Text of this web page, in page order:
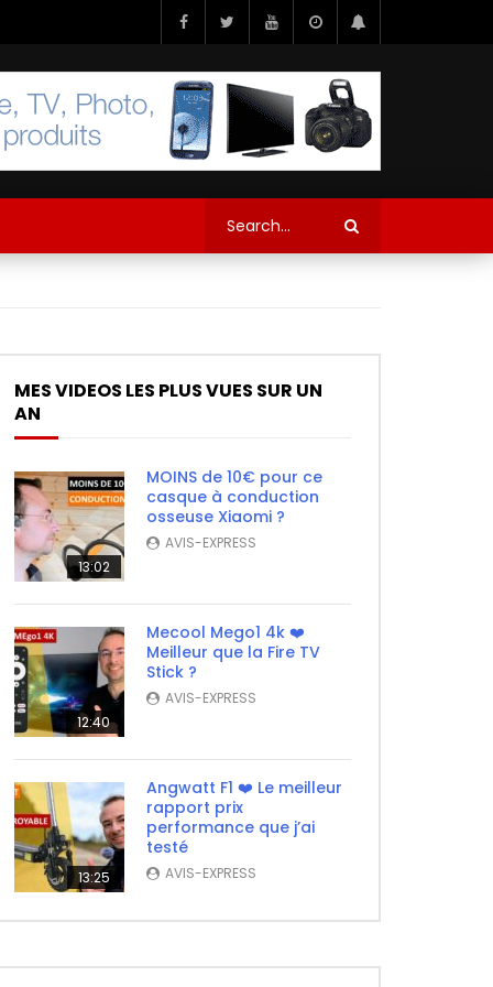
MES VIDEOS LES PLUS VUES SUR UN
AN
13:02
MOINS de 10€ pour ce
casque à conduction
osseuse Xiaomi ?
AVIS-EXPRESS
12:40
Mecool Mego1 4k ❤️
Meilleur que la Fire TV
Stick ?
AVIS-EXPRESS
13:25
Angwatt F1 ❤️ Le meilleur
rapport prix
performance que j’ai
testé
AVIS-EXPRESS